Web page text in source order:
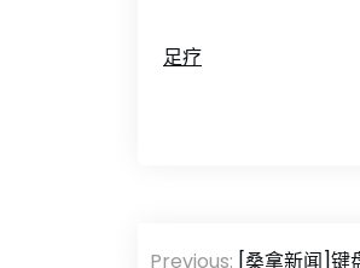
足疗
Previous: [桑拿新闻]键